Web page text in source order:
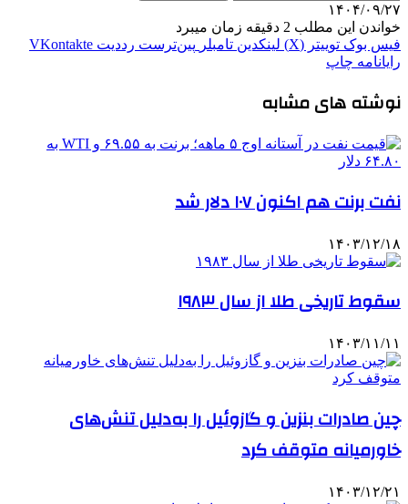
۱۴۰۴/۰۹/۲۷
خواندن این مطلب 2 دقیقه زمان میبرد
فیس بوک توییتر (X) لینکدین ‫تامبلر ‫پین‌ترست ‫رددیت ‫VKontakte
رایانامه چاپ
نوشته های مشابه
نفت برنت هم اکنون ۱۰۷ دلار شد
۱۴۰۳/۱۲/۱۸
سقوط تاریخی طلا از سال ۱۹۸۳
۱۴۰۳/۱۱/۱۱
چین صادرات بنزین و گازوئیل را به‌دلیل تنش‌های
خاورمیانه متوقف کرد
۱۴۰۳/۱۲/۲۱